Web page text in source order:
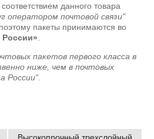
данного товара
оператором почтовой связи"
поэтому пакеты принимаются во
пакетов первого класса в
ниже, чем в почтовых
России".